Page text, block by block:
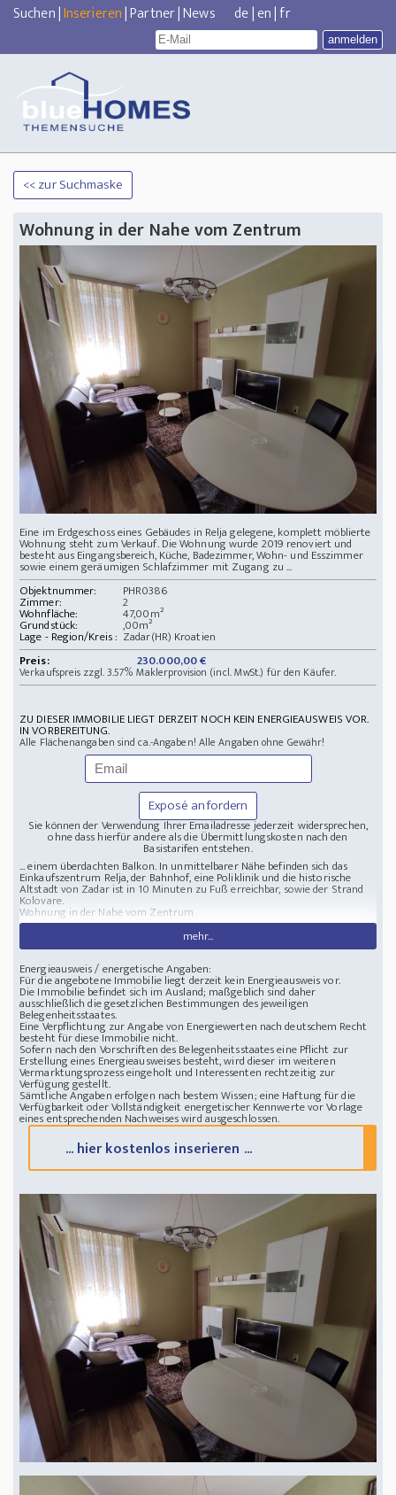
Suchen|Inserieren|Partner|News de|en|fr
<< zur Suchmaske
Wohnung in der Nahe vom Zentrum
Eine im Erdgeschoss eines Gebäudes in Relja gelegene, komplett möblierte
Wohnung steht zum Verkauf. Die Wohnung wurde 2019 renoviert und
besteht aus Eingangsbereich, Küche, Badezimmer, Wohn- und Esszimmer
sowie einem geräumigen Schlafzimmer mit Zugang zu ...
Objektnummer:
PHR0386
Zimmer: 2
Wohnfläche: 47,00m²
Grundstück: ,00m²
Lage - Region/Kreis : Zadar(HR) Kroatien
Preis:
230.000,00 €
Verkaufspreis zzgl. 3.57% Maklerprovision (incl. MwSt.) für den Käufer.
ZU DIESER IMMOBILIE LIEGT DERZEIT NOCH KEIN ENERGIEAUSWEIS VOR.
IN VORBEREITUNG.
Alle Flächenangaben sind ca.-Angaben! Alle Angaben ohne Gewähr!
Exposé anfordern
Sie können der Verwendung Ihrer Emailadresse jederzeit widersprechen,
ohne dass hierfür andere als die Übermittlungskosten nach den
Basistarifen entstehen.
... einem überdachten Balkon. In unmittelbarer Nähe befinden sich das
Einkaufszentrum Relja, der Bahnhof, eine Poliklinik und die historische
Altstadt von Zadar ist in 10 Minuten zu Fuß erreichbar, sowie der Strand
Kolovare.
Wohnung in der Nahe vom Zentrum
mehr...
Energieausweis / energetische Angaben:
Für die angebotene Immobilie liegt derzeit kein Energieausweis vor.
Die Immobilie befindet sich im Ausland; maßgeblich sind daher
ausschließlich die gesetzlichen Bestimmungen des jeweiligen
Belegenheitsstaates.
Eine Verpflichtung zur Angabe von Energiewerten nach deutschem Recht
besteht für diese Immobilie nicht.
Sofern nach den Vorschriften des Belegenheitsstaates eine Pflicht zur
Erstellung eines Energieausweises besteht, wird dieser im weiteren
Vermarktungsprozess eingeholt und Interessenten rechtzeitig zur
Verfügung gestellt.
Sämtliche Angaben erfolgen nach bestem Wissen; eine Haftung für die
Verfügbarkeit oder Vollständigkeit energetischer Kennwerte vor Vorlage
eines entsprechenden Nachweises wird ausgeschlossen.
... hier kostenlos inserieren ...